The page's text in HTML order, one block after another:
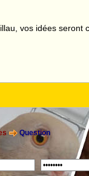
vos idées seront
Question